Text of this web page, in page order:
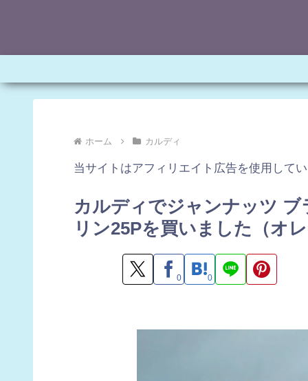
ホーム カルディ
当サイトはアフィリエイト広告を使用して
カルディでジャンナッツ
リン25Pを買いました（オ
0 0